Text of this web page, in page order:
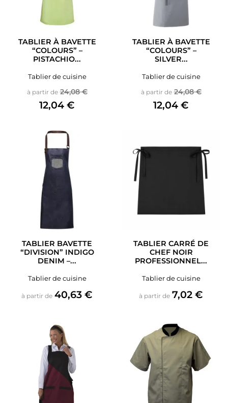
TABLIER À BAVETTE
“COLOURS” –
PISTACHIO...
Tablier de cuisine
à partir de Prix de base
24,08 €Prix
12,04 €
TABLIER À BAVETTE
“COLOURS” –
SILVER...
Tablier de cuisine
à partir de Prix de base
24,08 €Prix
12,04 €
TABLIER BAVETTE
“DIVISION” INDIGO
DENIM –...
Tablier de cuisine
à partir de Prix
40,63 €
TABLIER CARRÉ DE
CHEF NOIR
PROFESSIONNEL...
Tablier de cuisine
à partir de Prix
7,02 €